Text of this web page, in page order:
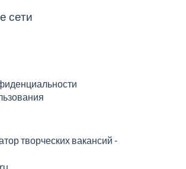
сети
творческих вакансий -